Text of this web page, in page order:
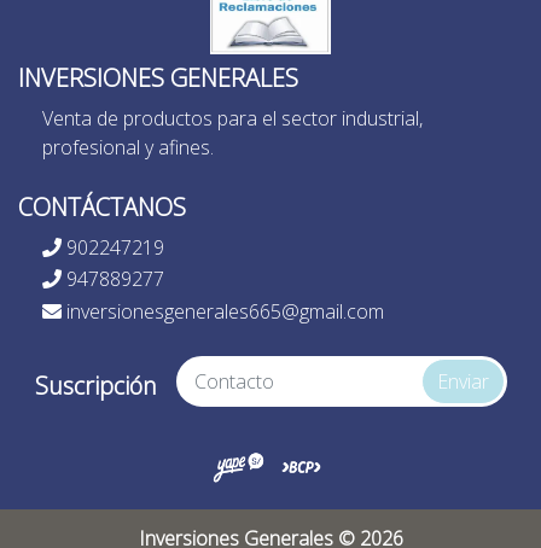
INVERSIONES GENERALES
Venta de productos para el sector industrial,
profesional y afines.
CONTÁCTANOS
902247219
947889277
inversionesgenerales665@gmail.com
Suscripción Enviar
Inversiones Generales © 2026